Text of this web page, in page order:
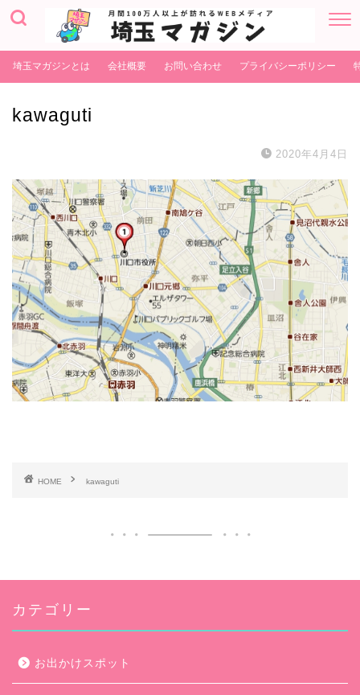
埼玉マガジンとは 会社概要 お問い合わせ プライバシーポリシー
kawaguti
2020年4月4日
HOME kawaguti
カテゴリー
お出かけスポット